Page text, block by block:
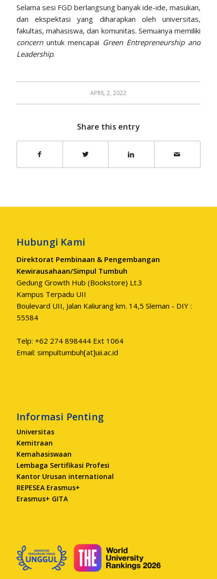
Selama sesi FGD berlangsung banyak ide-ide, masukan,
dan ekspektasi yang diharapkan oleh universitas,
fakultas, mahasiswa, dan komunitas. Semuanya memiliki
concernuntuk mencapai Green Entrepreneurship and
Leadership.
APRIL 2, 2022
Share this entry
Hubungi Kami
Direktorat Pembinaan & Pengembangan
Kewirausahaan/Simpul Tumbuh
Gedung Growth Hub (Bookstore) Lt.3
Kampus Terpadu UII
Boulevard UII, Jalan Kaliurang km. 14,5 Sleman - DIY :
55584
Telp: +62 274 898444 Ext 1064
Email: simpultumbuh[at]uii.ac.id
Informasi Penting
Universitas
Kemitraan
Kemahasiswaan
Lembaga Sertifikasi Profesi
Kantor Urusan international
REPESEA Erasmus+
Erasmus+ GITA